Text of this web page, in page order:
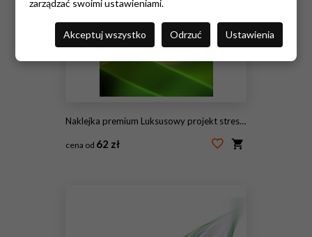
Naklejka premium Luksusowy projekt streszczenie
cena od 62 zł
zarządzać swoimi ustawieniami.
Akceptuj wszystko Odrzuć Ustawienia